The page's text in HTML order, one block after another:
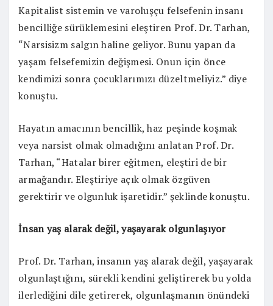
Kapitalist sistemin ve varoluşçu felsefenin insanı
bencilliğe sürüklemesini eleştiren Prof. Dr. Tarhan,
“Narsisizm salgın haline geliyor. Bunu yapan da
yaşam felsefemizin değişmesi. Onun için önce
kendimizi sonra çocuklarımızı düzeltmeliyiz.” diye
konuştu.
Hayatın amacının bencillik, haz peşinde koşmak
veya narsist olmak olmadığını anlatan Prof. Dr.
Tarhan, “Hatalar birer eğitmen, eleştiri de bir
armağandır. Eleştiriye açık olmak özgüven
gerektirir ve olgunluk işaretidir.” şeklinde konuştu.
İnsan yaş alarak değil, yaşayarak olgunlaşıyor
Prof. Dr. Tarhan, insanın yaş alarak değil, yaşayarak
olgunlaştığını, sürekli kendini geliştirerek bu yolda
ilerlediğini dile getirerek, olgunlaşmanın önündeki